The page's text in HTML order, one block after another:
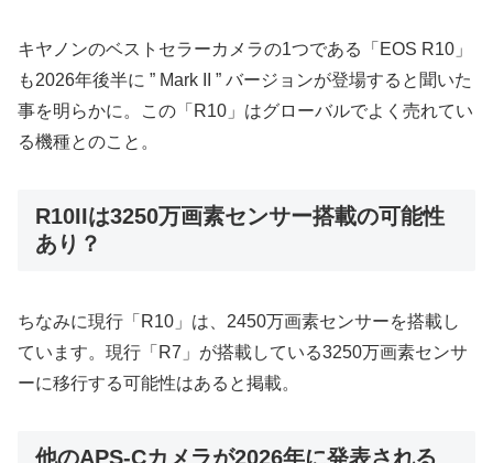
キヤノンのベストセラーカメラの1つである「EOS R10」
も2026年後半に ” Mark II ” バージョンが登場すると聞いた
事を明らかに。この「R10」はグローバルでよく売れてい
る機種とのこと。
R10IIは3250万画素センサー搭載の可能性
あり？
ちなみに現行「R10」は、2450万画素センサーを搭載し
ています。現行「R7」が搭載している3250万画素センサ
ーに移行する可能性はあると掲載。
他のAPS-Cカメラが2026年に発表される